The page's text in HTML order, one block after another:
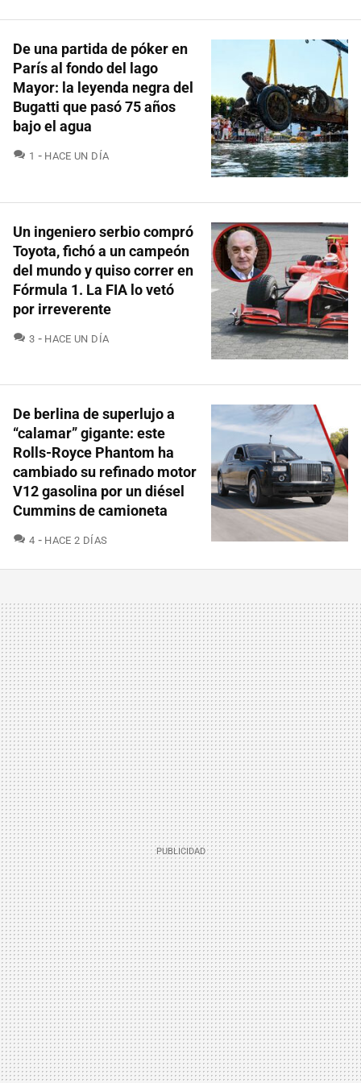
De una partida de póker en
París al fondo del lago
Mayor: la leyenda negra del
Bugatti que pasó 75 años
bajo el agua
1 COMENTARIOS
HACE UN DÍA
Un ingeniero serbio compró
Toyota, fichó a un campeón
del mundo y quiso correr en
Fórmula 1. La FIA lo vetó
por irreverente
3 COMENTARIOS
HACE UN DÍA
De berlina de superlujo a
“calamar” gigante: este
Rolls-Royce Phantom ha
cambiado su refinado motor
V12 gasolina por un diésel
Cummins de camioneta
4 COMENTARIOS
HACE 2 DÍAS